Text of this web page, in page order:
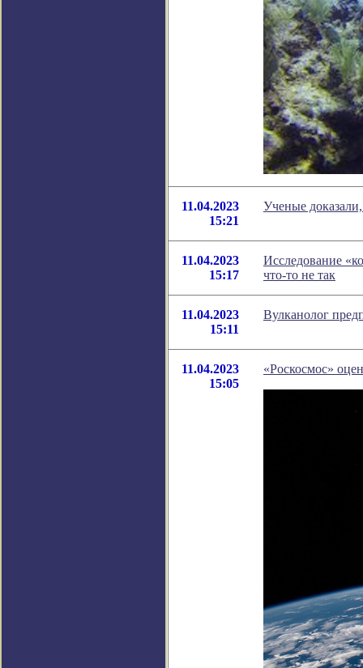
11.04.2023
15:21
Ученые
11.04.2023
15:17
Исследование
что-то не так
11.04.2023
15:11
Вулканолог
11.04.2023
15:05
«Роскосмос»